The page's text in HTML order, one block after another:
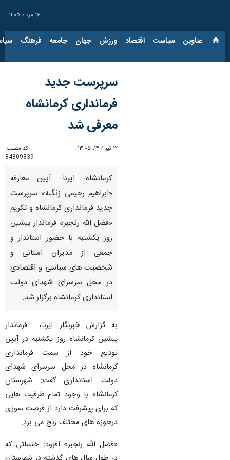
۱۶ مرداد ۱۴۰۵
عناوین‌ سیاست اقتصاد ورزش جهان جامعه فرهنگ
سرپرست جدید
فرمانداری کرمانشاه
معرفی شد
۱۲ تیر ۱۴۰۱، ۱۳:۰۵
کد مطلب:
84809839
کرمانشاه- ایرنا- آیین معارفه
«ابراهیم رحیمی زنگنه» سرپرست
جدید فرمانداری کرمانشاه و تکریم
«فضل الله رنجبر» فرماندار پیشین
روز یکشنبه با حضور استاندار و
جمعی از مدیران استانی و
شخصیت های سیاسی و اقتصادی
در محل سرسرای شهدای دولت
استانداری کرمانشاه برگزار شد.
به گزارش خبرنگار ایرنا، فرماندار
پیشین کرمانشاه روز یکشنبه در آیین
تودیع خود از سمت فرمانداری
کرمانشاه در محل سرسرای شهدای
دولت استانداری گفت: شهرستان
کرمانشاه با وجود تمام ظرفیت هایی
که برای پیشرفت دارد از فرصت سوزی
درحوزه های مختلف رنج می برد.
«فضل الله رنجبر» افزود: خدماتی که